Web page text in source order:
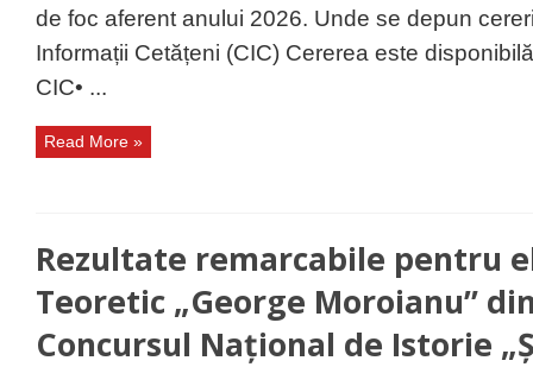
se
depun
la
Săcele
de foc aferent anului 2026. Unde se depun
Informații Cetățeni (CIC) Cererea este
CIC• ...
Read More »
Rezultate remarcabile pentru
Teoretic „George Moroianu”
Concursul Național de Istorie